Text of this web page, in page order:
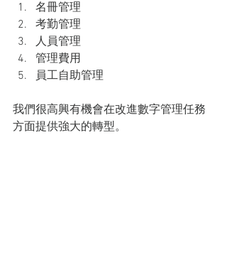
名冊管理
考勤管理
人員管理
管理費用
員工自助管理
我們很高興有機會在改進數字管理任務
方面提供強大的轉型。